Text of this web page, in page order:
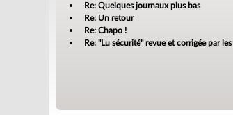
Re: Quelques journaux plus bas
Re: Un retour
Re: Chapo !
Re: "Lu sécurité" revue et corrigée par les banques